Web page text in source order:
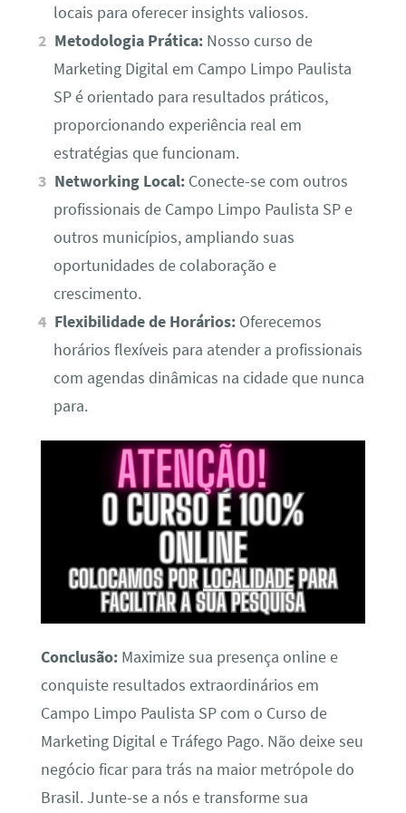
locais para oferecer insights valiosos.
Metodologia Prática: Nosso curso de
Marketing Digital em Campo Limpo Paulista
SP é orientado para resultados práticos,
proporcionando experiência real em
estratégias que funcionam.
Networking Local: Conecte-se com outros
profissionais de Campo Limpo Paulista SP e
outros municípios, ampliando suas
oportunidades de colaboração e
crescimento.
Flexibilidade de Horários: Oferecemos
horários flexíveis para atender a profissionais
com agendas dinâmicas na cidade que nunca
para.
Conclusão:Maximize sua presença online e
conquiste resultados extraordinários em
Campo Limpo Paulista SP com o Curso de
Marketing Digital e Tráfego Pago. Não deixe seu
negócio ficar para trás na maior metrópole do
Brasil. Junte-se a nós e transforme sua